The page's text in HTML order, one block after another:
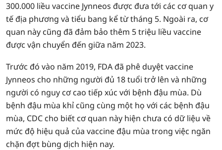
300.000 liều vaccine Jynneos được đưa tới các cơ quan y
tế địa phương và tiểu bang kể từ tháng 5. Ngoài ra, cơ
quan này cũng đã đảm bảo thêm 5 triệu liều vaccine
được vận chuyển đến giữa năm 2023.
Trước đó vào năm 2019, FDA đã phê duyệt vaccine
Jynneos cho những người đủ 18 tuổi trở lên và những
người có nguy cơ cao tiếp xúc với bệnh đậu mùa. Dù
bệnh đậu mùa khỉ cũng cùng một họ với các bệnh đậu
mùa, CDC cho biết cơ quan này hiện chưa có dữ liệu về
mức độ hiệu quả của vaccine đậu mùa trong việc ngăn
chặn đợt bùng dịch hiện nay.